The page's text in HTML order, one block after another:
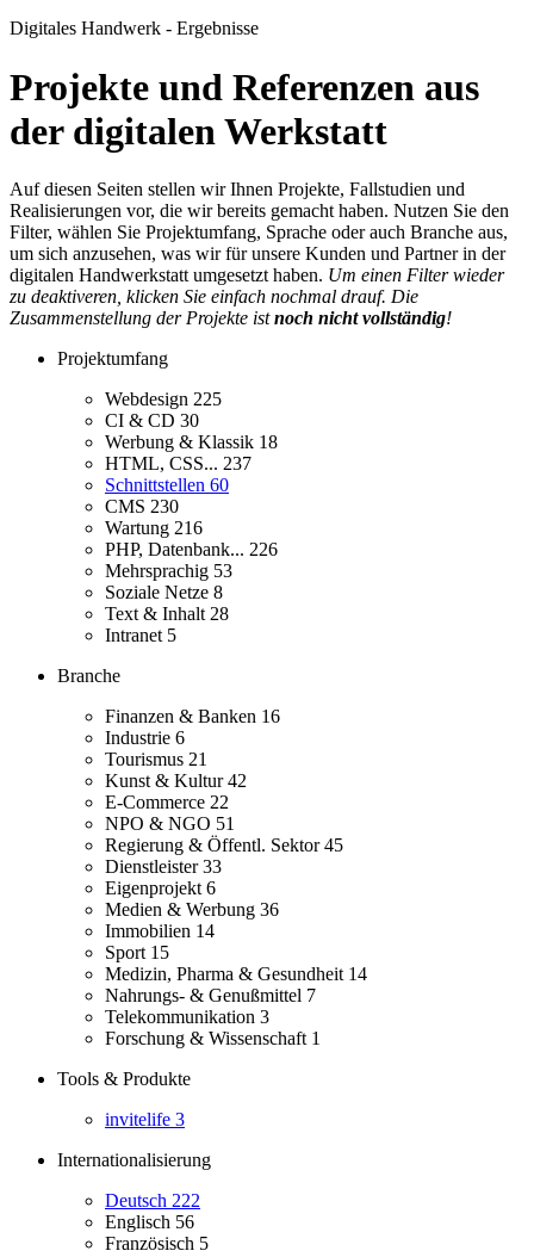
Digitales Handwerk - Ergebnisse
Projekte und Referenzen aus
der digitalen Werkstatt
Auf diesen Seiten stellen wir Ihnen Projekte, Fallstudien und
Realisierungen vor, die wir bereits gemacht haben. Nutzen Sie den
Filter, wählen Sie Projektumfang, Sprache oder auch Branche aus,
um sich anzusehen, was wir für unsere Kunden und Partner in der
digitalen Handwerkstatt umgesetzt haben. Um einen Filter wieder
zu deaktiveren, klicken Sie einfach nochmal drauf. Die
Zusammenstellung der Projekte istnoch nicht vollständig!
Projektumfang
Webdesign 225
CI & CD 30
Werbung & Klassik 18
HTML, CSS... 237
Schnittstellen 60
CMS 230
Wartung 216
PHP, Datenbank... 226
Mehrsprachig 53
Soziale Netze 8
Text & Inhalt 28
Intranet 5
Branche
Finanzen & Banken 16
Industrie 6
Tourismus 21
Kunst & Kultur42
E-Commerce 22
NPO & NGO 51
Regierung & Öffentl. Sektor45
Dienstleister33
Eigenprojekt 6
Medien & Werbung 36
Immobilien 14
Sport 15
Medizin, Pharma & Gesundheit 14
Nahrungs- & Genußmittel 7
Telekommunikation 3
Forschung & Wissenschaft 1
Tools & Produkte
invitelife 3
Internationalisierung
Deutsch 222
Englisch 56
Französisch 5